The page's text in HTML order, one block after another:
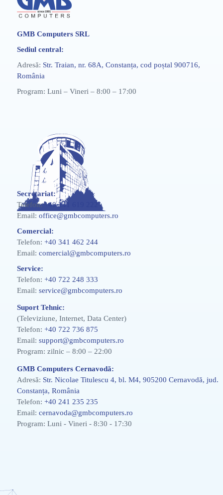
GMB Computers SRL
Sediul central:
Adresă: Str. Traian, nr. 68A, Constanța, cod poștal 900716,
România
Program: Luni – Vineri – 8:00 – 17:00
Secretariat:
Telefon:+40 241 619 222
Email: office@gmbcomputers.ro
Comercial:
Telefon: +40 341 462 244
Email: comercial@gmbcomputers.ro
Service:
Telefon: +40 722 248 333
Email: service@gmbcomputers.ro
Suport Tehnic:
(Televiziune, Internet, Data Center)
Telefon: +40 722 736 875
Email: support@gmbcomputers.ro
Program: zilnic – 8:00 – 22:00
GMB Computers Cernavodă:
Adresă: Str. Nicolae Titulescu 4, bl. M4, 905200 Cernavodă, jud.
Constanța, România
Telefon: +40 241 235 235
Email: cernavoda@gmbcomputers.ro
Program: Luni - Vineri - 8:30 - 17:30